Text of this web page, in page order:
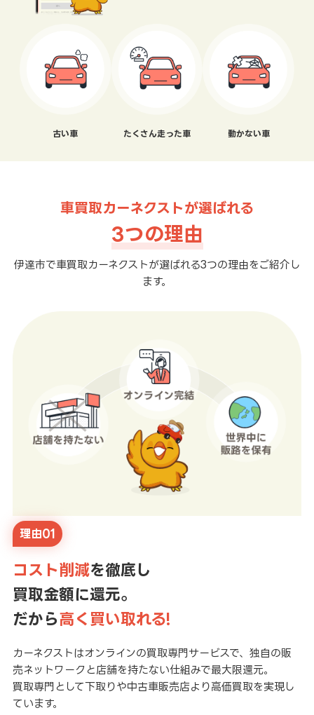
古い車 たくさん走った車 動かない車
車買取カーネクストが選ばれる
3つの理由
伊達市で車買取カーネクストが選ばれる3つの理由をご紹介し
ます。
理由01
コスト削減を徹底し
買取金額に還元。
だから高く買い取れる!
カーネクストはオンラインの買取専門サービスで、独自の販
売ネットワークと店舗を持たない仕組みで最大限還元。
買取専門として下取りや中古車販売店より高価買取を実現し
ています。